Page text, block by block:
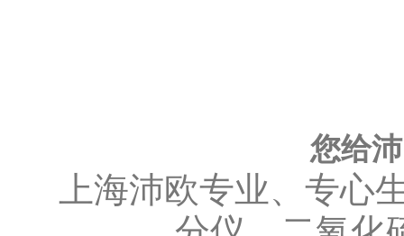
您给
上海沛欧专业、专心